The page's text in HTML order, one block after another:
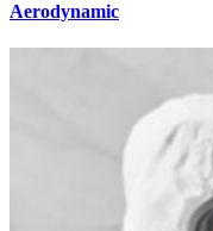
Aerodynamic